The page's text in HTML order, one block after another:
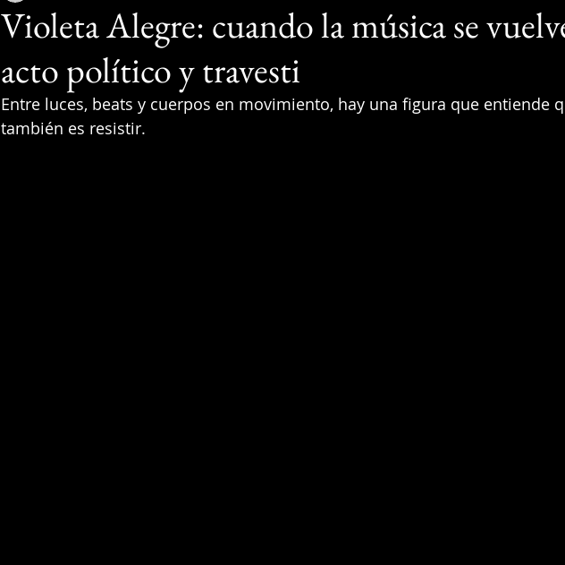
Violeta Alegre: cuando la música se
acto político y travesti
Entre luces, beats y cuerpos en movimiento, hay una figura que entiende
también es resistir.